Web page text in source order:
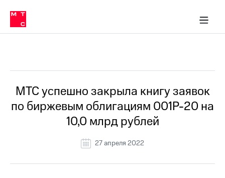
Медиа-центр
и акционерам
Устойчивое развитие
Комплаенс и деловая этика
компании
Карьера
История
компании
Руководство
информация
в МТС
Пресс-
релизы
о технологиях
МТС успешно закрыла книгу заявок
по биржевым облигациям 001Р-20 на
10,0 млрд рублей
27 апреля 2022